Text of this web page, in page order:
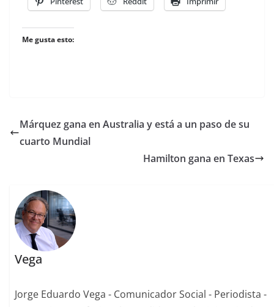
Me gusta esto:
Márquez gana en Australia y está a un paso de su
cuarto Mundial
Hamilton gana en Texas
Vega
Jorge Eduardo Vega - Comunicador Social - Periodista -